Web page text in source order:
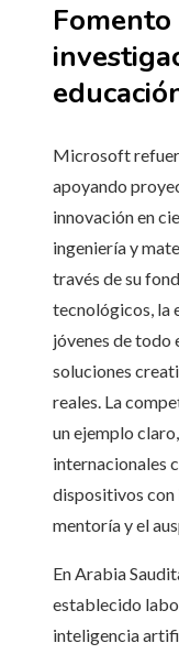
Fomento
Microsoft
apoyando
innovación en
ingeniería y
través de su
tecnológicos, la
jóvenes de todo
soluciones
reales. La
un ejemplo
internacionales
dispositivos con
mentoría y el
En Arabia
establecido
inteligencia